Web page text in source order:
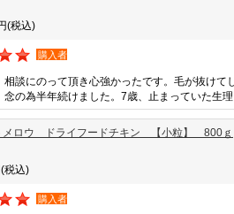
(税込)
購入者
談にのって頂き心強かったです。毛が抜け
の為半年続けました。7歳、止まっていた生
メロウ ドライフードチキン 【小粒】 800ｇ
(税込)
購入者